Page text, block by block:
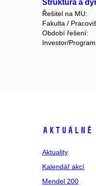
Struktura a
Řešitel na MU:
Fakulta /
Období řešení:
Investor/
Aktuálně
Aktuality
Kalendář akcí
Mendel 200